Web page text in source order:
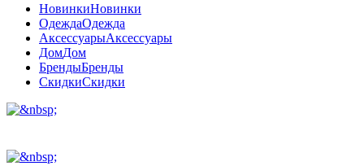
НовинкиНовинки
ОдеждаОдежда
АксессуарыАксессуары
ДомДом
БрендыБренды
СкидкиСкидки